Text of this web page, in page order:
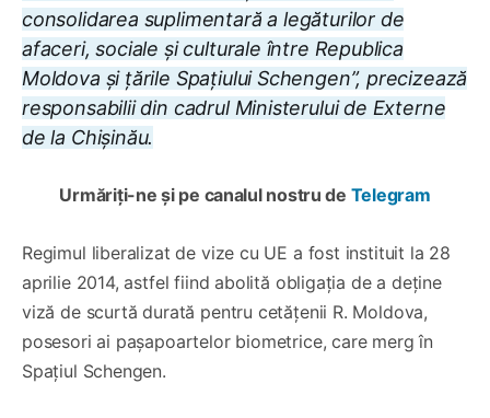
consolidarea suplimentară a legăturilor de
afaceri, sociale și culturale între Republica
Moldova și țările Spațiului Schengen”, precizează
responsabilii din cadrul Ministerului de Externe
de la Chișinău.
Urmăriți-ne și pe canalul nostru de Telegram
Regimul liberalizat de vize cu UE a fost instituit la 28
aprilie 2014, astfel fiind abolită obligația de a deține
viză de scurtă durată pentru cetățenii R. Moldova,
posesori ai pașapoartelor biometrice, care merg în
Spațiul Schengen.